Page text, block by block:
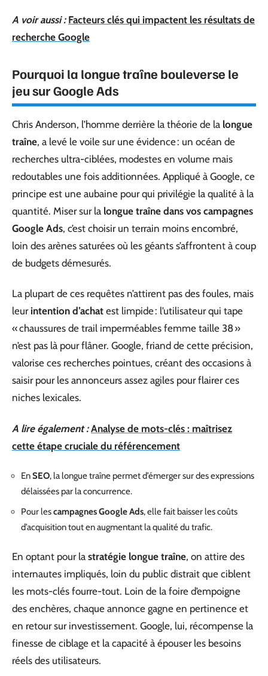
A voir aussi : Facteurs clés qui impactent les résultats de
recherche Google
Pourquoi la longue traîne bouleverse le
jeu sur Google Ads
Chris Anderson, l’homme derrière la théorie de la longue
traîne, a levé le voile sur une évidence : un océan de
recherches ultra-ciblées, modestes en volume mais
redoutables une fois additionnées. Appliqué à Google, ce
principe est une aubaine pour qui privilégie la qualité à la
quantité. Miser sur la longue traîne dans vos campagnes
Google Ads, c’est choisir un terrain moins encombré,
loin des arènes saturées où les géants s’affrontent à coup
de budgets démesurés.
La plupart de ces requêtes n’attirent pas des foules, mais
leur intention d’achat est limpide : l’utilisateur qui tape
« chaussures de trail imperméables femme taille 38 »
n’est pas là pour flâner. Google, friand de cette précision,
valorise ces recherches pointues, créant des occasions à
saisir pour les annonceurs assez agiles pour flairer ces
niches lexicales.
A lire également : Analyse de mots-clés : maîtrisez
cette étape cruciale du référencement
EnSEO, la longue traîne permet d’émerger sur des expressions
délaissées par la concurrence.
Pour lescampagnes Google Ads, elle fait baisser les coûts
d’acquisition tout en augmentant la qualité du trafic.
En optant pour la stratégie longue traîne, on attire des
internautes impliqués, loin du public distrait que ciblent
les mots-clés fourre-tout. Loin de la foire d’empoigne
des enchères, chaque annonce gagne en pertinence et
en retour sur investissement. Google, lui, récompense la
finesse de ciblage et la capacité à épouser les besoins
réels des utilisateurs.